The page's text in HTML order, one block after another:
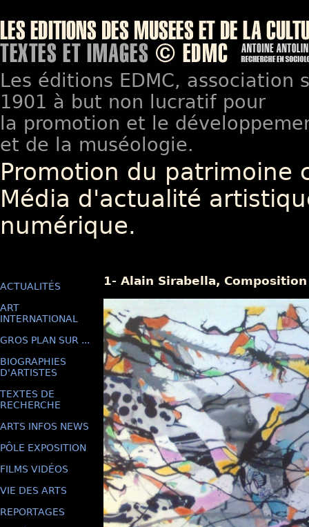
Les éditions EDMC, association
1901 à but non lucratif pour
la promotion et le
et de la muséologie.
Promotion du patrimoine
Média d'actualité
numérique.
ACTUALITÉS
ART
INTERNATIONAL
GROS PLAN SUR ...
BIOGRAPHIES
D'ARTISTES
TEXTES DE
RECHERCHE
ARTS INFOS NEWS
PÔLE EXPOSITION
FILMS VIDÉOS
VIE DES ARTS
REPORTAGES
1- Alain Sirabella,